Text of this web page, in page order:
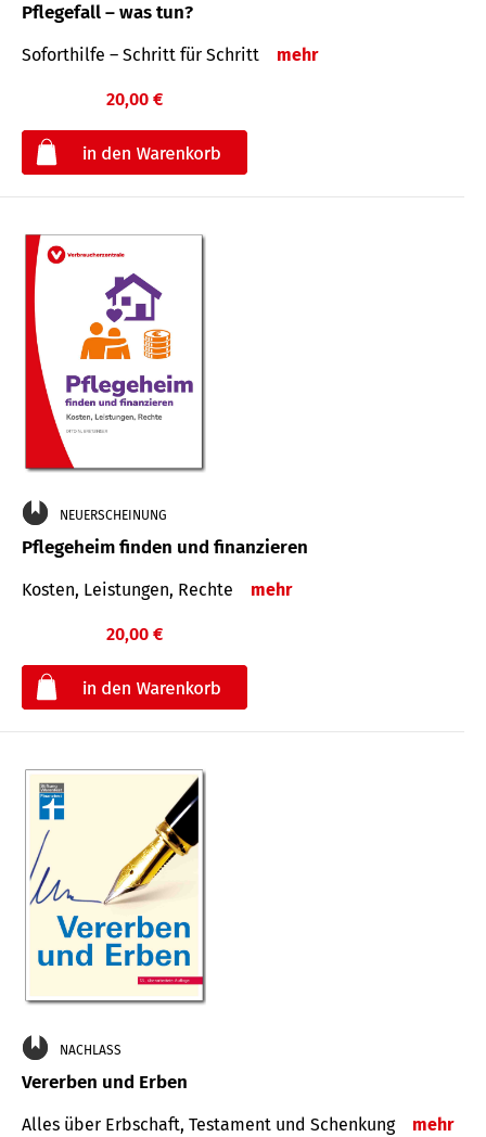
Pflegefall – was tun?
Soforthilfe – Schritt für Schritt mehr
20,00 €
NEUERSCHEINUNG
Pflegeheim finden und finanzieren
Kosten, Leistungen, Rechte mehr
20,00 €
NACHLASS
Vererben und Erben
Alles über Erbschaft, Testament und Schenkung mehr